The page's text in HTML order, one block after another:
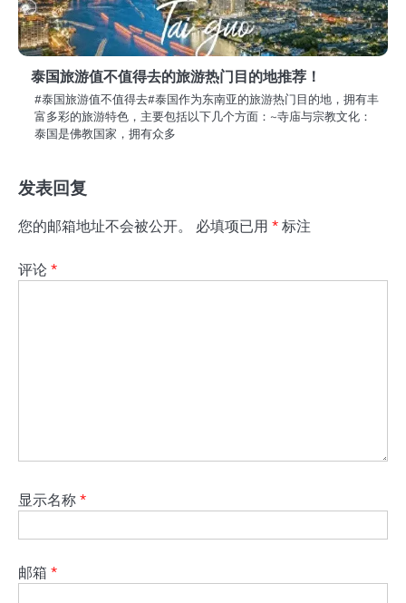
泰国旅游值不值得去的旅游热门目的地推荐！
#泰国旅游值不值得去#泰国作为东南亚的旅游热门目的地，拥有丰
富多彩的旅游特色，主要包括以下几个方面：~寺庙与宗教文化：
泰国是佛教国家，拥有众多
发表回复
您的邮箱地址不会被公开。 必填项已用 * 标注
评论 *
显示名称 *
邮箱 *